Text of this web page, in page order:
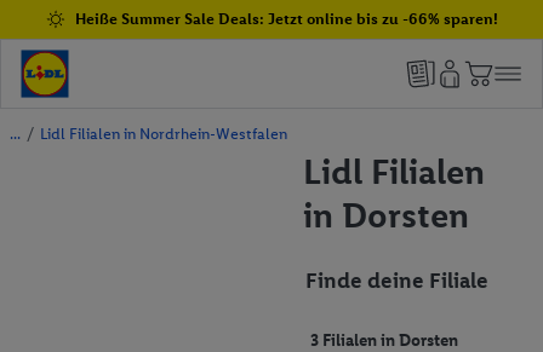
Heiße Summer Sale Deals: Jetzt online bis zu -66% sparen!
/ Lidl Filialen in Nordrhein-Westfalen
Lidl Filialen
in Dorsten
Finde deine Filiale
3 Filialen in Dorsten